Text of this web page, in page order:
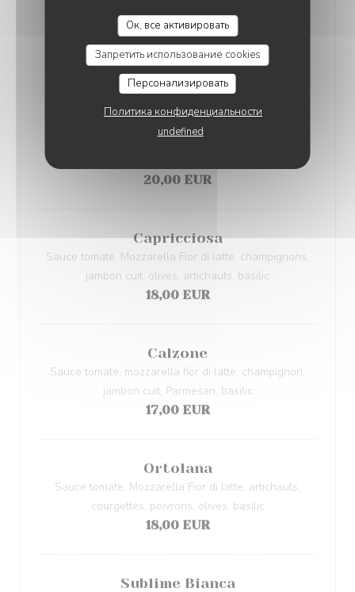
Ок, все активировать
Запретить использование cookies
Персонализировать
Политика конфиденциальности
undefined
Sauce tomate, Jambon de Parme, stracciatella, pesto,
miel, noix
19,00 EUR
Valtellina
Sauce tomate, Mozzarella Fior di latte, Bresaola,
20,00 EUR
Capricciosa
Sauce tomate, Mozzarella Fior di latte, champignons,
jambon cuit, olives, artichauts, basilic
18,00 EUR
Calzone
Sauce tomate, mozzarella fior di latte, champignon,
jambon cuit, Parmesan, basilic
17,00 EUR
Ortolana
Sauce tomate, Mozzarella Fior di latte, artichauts,
courgettes, poivrons, olives, basilic
18,00 EUR
Sublime Bianca
TERRA PIZZA